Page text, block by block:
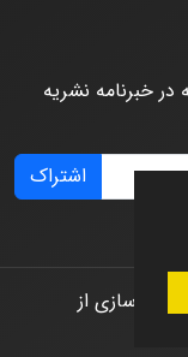
در خبرنامه نشریه
اشتراک
پیاده سازی از